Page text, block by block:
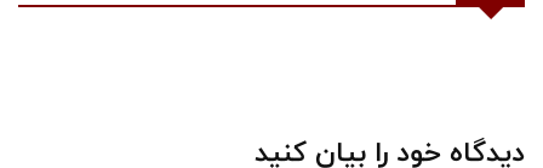
دیدگاه خود را بیان کنید